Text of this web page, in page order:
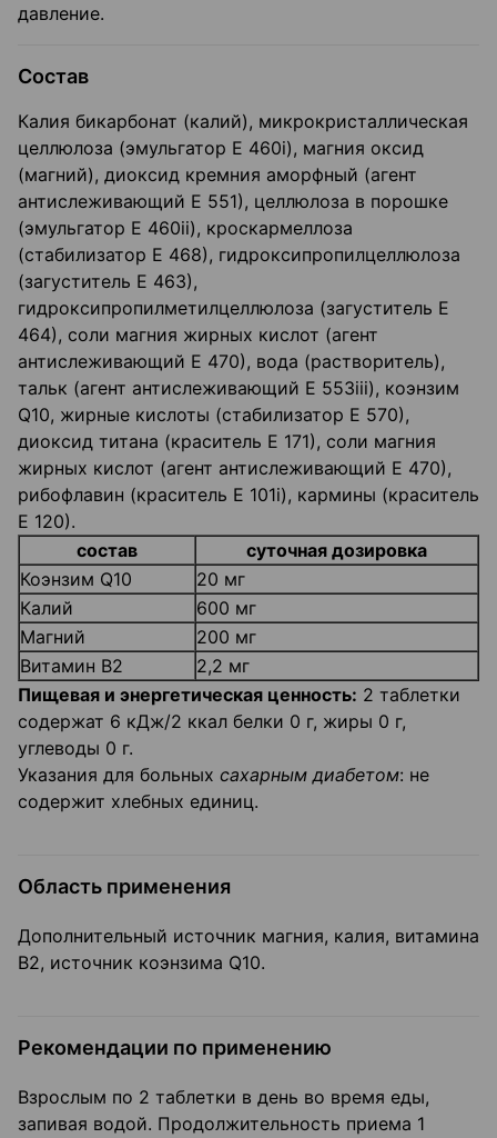
давление.
Состав
Калия бикарбонат (калий), микрокристаллическая
целлюлоза (эмульгатор Е 460i), магния оксид
(магний), диоксид кремния аморфный (агент
антислеживающий Е 551), целлюлоза в порошке
(эмульгатор Е 460ii), кроскармеллоза
(стабилизатор Е 468), гидроксипропилцеллюлоза
(загуститель Е 463),
гидроксипропилметилцеллюлоза (загуститель Е
464), соли магния жирных кислот (агент
антислеживающий Е 470), вода (растворитель),
тальк (агент антислеживающий Е 553iii), коэнзим
Q10, жирные кислоты (стабилизатор Е 570),
диоксид титана (краситель Е 171), соли магния
жирных кислот (агент антислеживающий Е 470),
рибофлавин (краситель Е 101i), кармины (краситель
Е 120).
состав
суточная дозировка
Коэнзим Q10
20 мг
Калий
600 мг
Магний
200 мг
Витамин B2
2,2 мг
Пищевая и энергетическая ценность: 2 таблетки
содержат 6 кДж/2 ккал белки 0 г, жиры 0 г,
углеводы 0 г.
Указания для больных сахарным диабетом: не
содержит хлебных единиц.
Область применения
Дополнительный источник магния, калия, витамина
В2, источник коэнзима Q10.
Рекомендации по применению
Взрослым по 2 таблетки в день во время еды,
запивая водой. Продолжительность приема 1